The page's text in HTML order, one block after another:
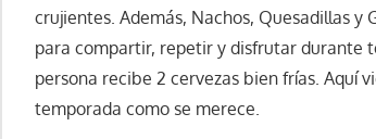
crujientes. Además, Nachos, Quesadillas
para compartir, repetir y disfrutar durante
persona recibe 2 cervezas bien frías. Aquí
temporada como se merece.